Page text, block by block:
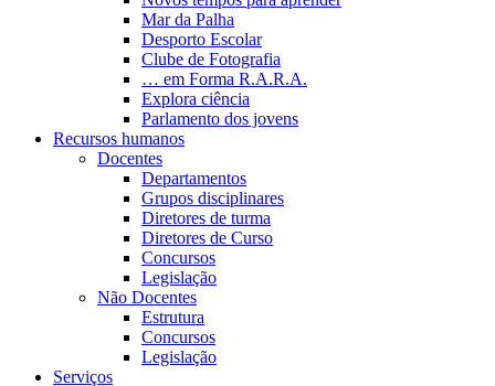
Mar da Palha
Desporto Escolar
Clube de Fotografia
… em Forma R.A.R.A.
Explora ciência
Parlamento dos jovens
Recursos humanos
Docentes
Departamentos
Grupos disciplinares
Diretores de turma
Diretores de Curso
Concursos
Legislação
Não Docentes
Estrutura
Concursos
Legislação
Serviços